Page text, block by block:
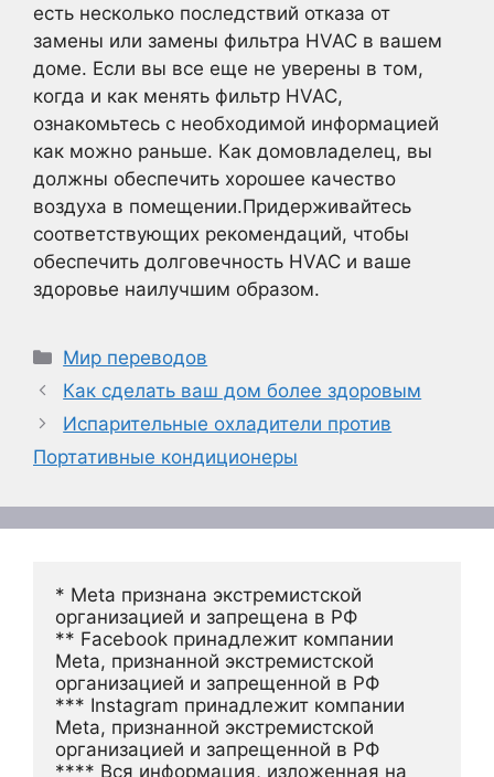
есть несколько последствий отказа от
замены или замены фильтра HVAC в вашем
доме. Если вы все еще не уверены в том,
когда и как менять фильтр HVAC,
ознакомьтесь с необходимой информацией
как можно раньше. Как домовладелец, вы
должны обеспечить хорошее качество
воздуха в помещении.Придерживайтесь
соответствующих рекомендаций, чтобы
обеспечить долговечность HVAC и ваше
здоровье наилучшим образом.
Рубрики
Мир переводов
Как сделать ваш дом более здоровым
Испарительные охладители против
Портативные кондиционеры
* Meta признана экстремистской
организацией и запрещена в РФ
** Facebook принадлежит компании
Meta, признанной экстремистской
организацией и запрещенной в РФ
*** Instagram принадлежит компании
Meta, признанной экстремистской
организацией и запрещенной в РФ
**** Вся информация, изложенная на